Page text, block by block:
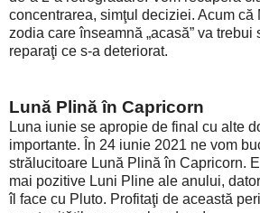
concentrarea, simţul deciziei. Acum că
zodia care înseamnă „acasă” va trebui
reparaţi ce s-a deteriorat.
Lună Plină în Capricorn
Luna iunie se apropie de final cu alte
importante. În 24 iunie 2021 ne vom
strălucitoare Lună Plină în Capricorn.
mai pozitive Luni Pline ale anului,
îl face cu Pluto. Profitaţi de această